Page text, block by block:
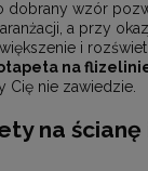
dobrany wzór
a przy
i
na
Cię nie zawiedzie.
na ścianę